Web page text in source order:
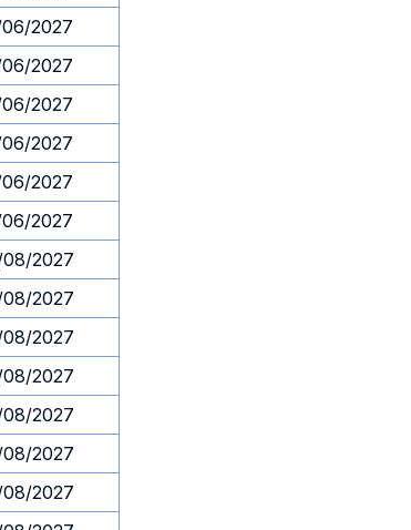
06/2027
06/2027
06/2027
06/2027
06/2027
06/2027
2027
2027
2027
2027
2027
2027
2027